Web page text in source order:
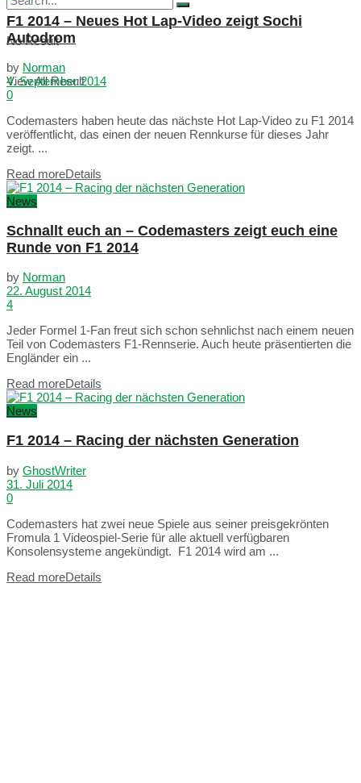
No Result
View All Result
F1 2014 – Neues Hot Lap-Video zeigt Sochi
Autodrom
by Norman
4. September 2014
0
Codemasters haben heute das nächste Hot Lap-Video zu F1 2014
veröffentlicht, das einen der neuen Rennkurse für dieses Jahr
zeigt. ...
Read moreDetails
News
Schnallt euch an – Codemasters zeigt euch eine
Runde von F1 2014
by Norman
22. August 2014
4
Jeder Formel 1-Fan freut sich schon sehnlichst nach einem neuen
Teil von Codemasters F1-Rennserie. Auch heute präsentierten die
Engländer ein ...
Read moreDetails
News
F1 2014 – Racing der nächsten Generation
by GhostWriter
31. Juli 2014
0
Codemasters hat zwei neue Spiele aus seiner preisgekrönten
Fromula 1 Videospiel-Serie für alle aktuell verfügbaren
Konsolensysteme angekündigt. F1 2014 wird am ...
Read moreDetails